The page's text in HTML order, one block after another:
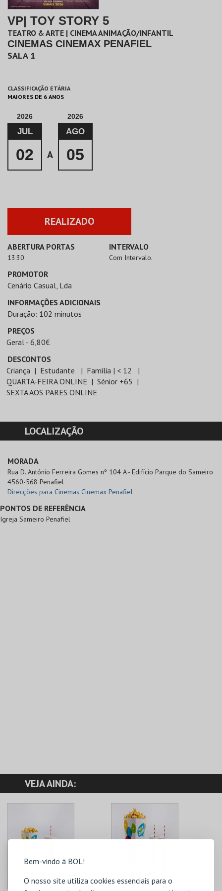
Bem-vindo à BOL!
O nosso site utiliza cookies essenciais para o
VP| TOY STORY 5
TEATRO & ARTE | CINEMA ANIMAÇÃO/INFANTIL
CINEMAS CINEMAX PENAFIEL
SALA 1
CLASSIFICAÇÃO ETÁRIA
MAIORES DE 6 ANOS
2026
JUL
02 A
2026
AGO
05
REALIZADO
ABERTURA PORTAS
13:30
INTERVALO
Com Intervalo.
PROMOTOR
Cenário Casual, Lda
INFORMAÇÕES ADICIONAIS
Duração: 102 minutos
PREÇOS
Geral - 6,80€
DESCONTOS
Criança
Estudante
Familia | < 12
QUARTA-FEIRA ONLINE
Sénior +65
SEXTA AOS PARES ONLINE
LOCALIZAÇÃO
MORADA
Rua D. António Ferreira Gomes nº 104 A - Edifício Parque do Sameiro
4560-568 Penafiel
Direcções para Cinemas Cinemax Penafiel
PONTOS DE REFERÊNCIA
Igreja Sameiro Penafiel
VEJA AINDA: